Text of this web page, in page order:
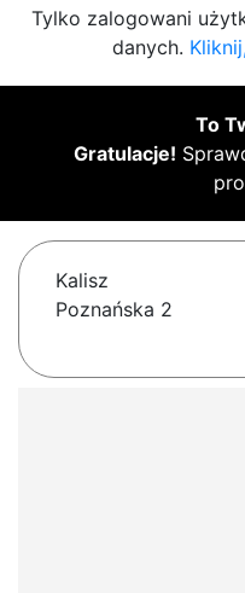
Tylko zalogowani
danych.
To
Gratulacje!
Kalisz
Poznańska 2